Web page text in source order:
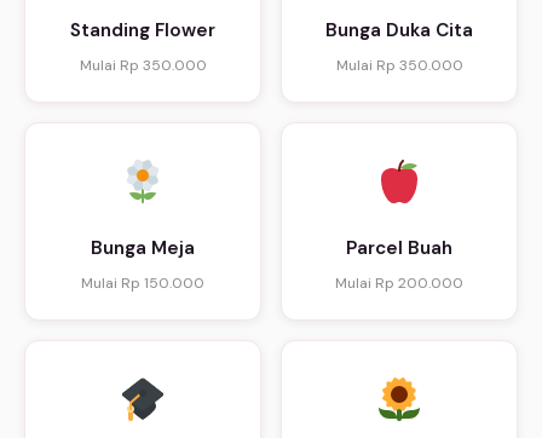
Standing Flower
Mulai Rp 350.000
Bunga Duka Cita
Mulai Rp 350.000
Bunga Meja
Mulai Rp 150.000
Parcel Buah
Mulai Rp 200.000